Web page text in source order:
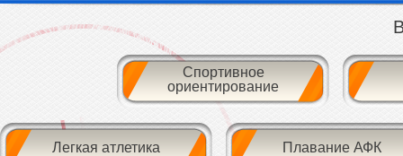
Спортивное
ориентирование
Легкая атлетика Плавание АФК